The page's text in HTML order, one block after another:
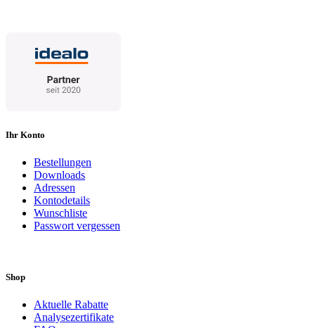
Ihr Konto
Bestellungen
Downloads
Adressen
Kontodetails
Wunschliste
Passwort vergessen
Shop
Aktuelle Rabatte
Analysezertifikate